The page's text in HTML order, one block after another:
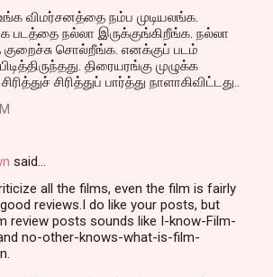
விமர்சனத்தை நம்ப முடியலங்க.
நல்லா இருக்குங்கிறீங்க. நல்லா
சொல்றீங்க. எனக்குப் படம்
திரையரங்கு முழுக்க
சிரித்துப் பார்த்து நாளாகிவிட்டது..
said…
all the films, even the film is fairly
reviews.I do like your posts, but
review posts sounds like I-know-Film-
no-other-knows-what-is-film-